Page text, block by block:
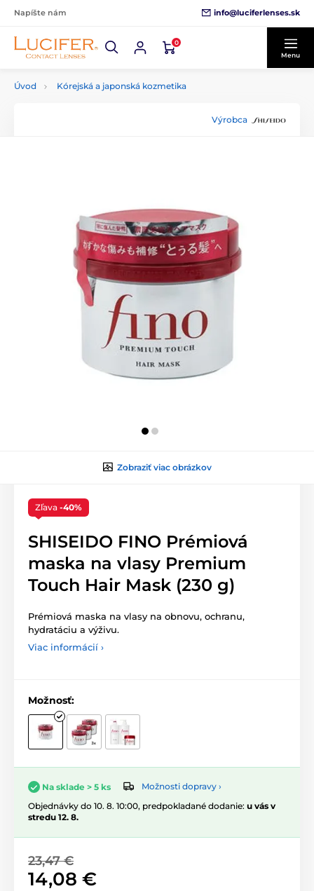
Napíšte nám info@luciferlenses.sk
0
Menu
Úvod Kórejská a japonská kozmetika
Výrobca
Zobraziť viac obrázkov
Zľava -40%
SHISEIDO FINO Prémiová
maska na vlasy Premium
Touch Hair Mask (230 g)
Prémiová maska na vlasy na obnovu, ochranu,
hydratáciu a výživu.
Viac informácií ›
Možnosť:
Na sklade > 5 ks
Možnosti dopravy ›
Objednávky do 10. 8. 10:00, predpokladané dodanie: u vás v
stredu 12. 8.
23,47 €
14,08 €